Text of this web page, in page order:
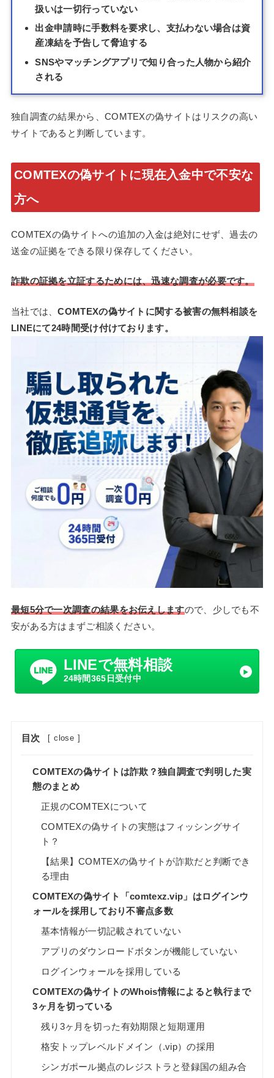
扱いは一切行っていない
出金申請時に手数料を要求し、支払わない場合は資
産凍結を予告して脅迫する
SNSやマッチングアプリで知り合った人物から紹介
される
独自調査の結果から、COMTEXの偽サイトはリスクの高い
サイトであると判断しています。
COMTEXの偽サイトに現在入金中で不安な
方へ
COMTEXの偽サイトへの追加の入金は絶対にせず、過去の
送金の証拠をできる限り保存してください。
詐欺の証拠を立証するためには、迅速な調査が必要です。
当社では、COMTEXの偽サイトに関する被害の無料相談を
LINEにて24時間受け付けております。
最短5分で一次調査の結果をお伝えしますので、少しでも不
安がある方はまずご相談ください。
LINEで無料相談
24時間365日受付中
目次 [ close ]
COMTEXの偽サイトは詐欺？独自調査で判明した実
態のまとめ
正規のCOMTEXについて
COMTEXの偽サイトの実態はフィッシングサイ
ト？
【結果】COMTEXの偽サイトが詐欺だと判断でき
る理由
COMTEXの偽サイト「comtexz.vip」はログインウ
ォールを採用しており不審点多数
基本情報が一切記載されていない
アプリのダウンロードボタンが機能していない
ログインウォールを採用している
COMTEXの偽サイトのWhois情報によると執行まで
3ヶ月を切っている
残り3ヶ月を切った有効期限と短期運用
格安トップレベルドメイン（.vip）の採用
シンガポール拠点のレジストラと登録国の組み合